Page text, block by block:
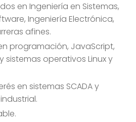
en Ingeniería en Sistemas,
Ingeniería Electrónica,
afines.
programación, JavaScript,
sistemas operativos Linux y
en sistemas SCADA y